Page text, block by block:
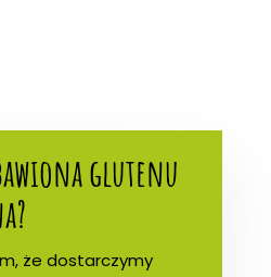
glutenu
że dostarczymy